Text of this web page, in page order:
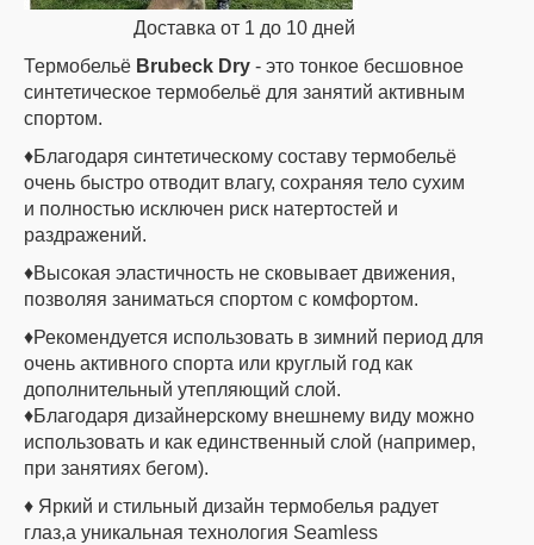
Доставка от 1 до 10 дней
Термобельё Brubeck Dry - это тонкое бесшовное
синтетическое термобельё для занятий активным
спортом.
♦Благодаря синтетическому составу термобельё
очень быстро отводит влагу, сохраняя тело сухим
и полностью исключен риск натертостей и
раздражений.
♦Высокая эластичность не сковывает движения,
позволяя заниматься спортом с комфортом.
♦Рекомендуется использовать в зимний период для
очень активного спорта или круглый год как
дополнительный утепляющий слой.
♦Благодаря дизайнерскому внешнему виду можно
использовать и как единственный слой (например,
при занятиях бегом).
♦ Яркий и стильный дизайн термобелья радует
глаз,а уникальная технология Seamless